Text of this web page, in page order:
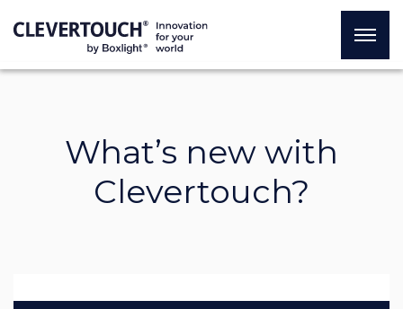
What’s new with
Clevertouch?